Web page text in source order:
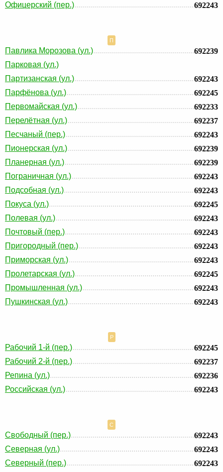
Офицерский (пер.)
692243
П
Павлика Морозова (ул.)
692239
Парковая (ул.)
Партизанская (ул.)
692243
Парфёнова (ул.)
692245
Первомайская (ул.)
692233
Перелётная (ул.)
692237
Песчаный (пер.)
692243
Пионерская (ул.)
692239
Планерная (ул.)
692239
Пограничная (ул.)
692243
Подсобная (ул.)
692243
Покуса (ул.)
692245
Полевая (ул.)
692243
Почтовый (пер.)
692243
Пригородный (пер.)
692243
Приморская (ул.)
692243
Пролетарская (ул.)
692245
Промышленная (ул.)
692243
Пушкинская (ул.)
692243
Р
Рабочий 1-й (пер.)
692245
Рабочий 2-й (пер.)
692237
Репина (ул.)
692236
Российская (ул.)
692243
С
Свободный (пер.)
692243
Северная (ул.)
692243
Северный (пер.)
692243